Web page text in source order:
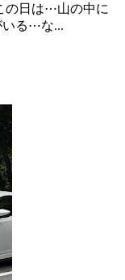
の日は⋯山の中に
いる⋯な...